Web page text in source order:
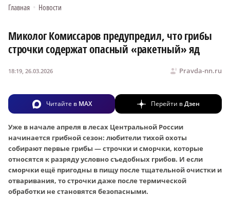
Главная • Новости
Миколог Комиссаров предупредил, что грибы
строчки содержат опасный «ракетный» яд
Pravda-nn.ru
18:19, 26.03.2026
Читайте в MAX Перейти вДзен
Уже в начале апреля в лесах Центральной России
начинается грибной сезон: любители тихой охоты
собирают первые грибы — строчки и сморчки, которые
относятся к разряду условно съедобных грибов. И если
сморчки ещё пригодны в пищу после тщательной очистки и
отваривания, то строчки даже после термической
обработки не становятся безопасными.